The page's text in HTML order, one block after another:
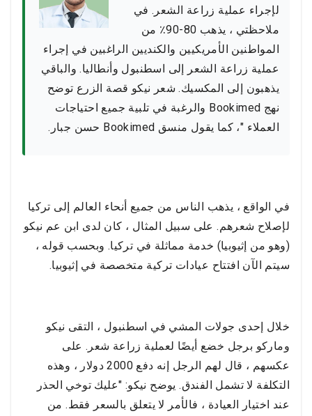
لإجراء عملية زراعة الشعر. في
ملاحظتي ، يذهب 80-90٪ من
المواطنين الأمريكيين والكنديين الراغبين في إجراء
عملية زراعة الشعر إلى اسطنبول وأنطاليا. والباقي
يذهبون إلى المكسيك. شعر نيكو قصة الزرع توضح
نهج Bookimed والرغبة في تلبية جميع احتياجات
العملاء "، كما يقول منسق Bookimed حسن جبار.
في الواقع ، يذهب الناس من جميع أنحاء العالم إلى تركيا
لإصلاح شعرهم. على سبيل المثال ، كان لدى ابن عم نيكو
(وهو من إثيوبيا) خدمة مماثلة في تركيا. وبحسب قوله ،
سيتم الآن افتتاح عيادات تركية متخصصة في إثيوبيا.
خلال إحدى جولات المشي في اسطنبول ، التقى نيكو
وماركو برجل خضع أيضًا لعملية زراعة شعر. على
عكسهم ، قال لهم الرجل إنه دفع 2000 دولار ، وهذه
التكلفة لا تشمل الفندق. يوضح نيكو: "عليك توخي الحذر
عند اختيار العيادة ، فالأمر لا يتعلق بالسعر فقط. من